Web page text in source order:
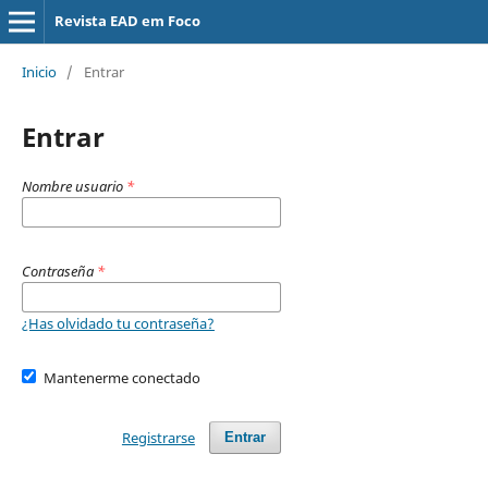
Revista EAD em Foco
Inicio / Entrar
Entrar
Nombre usuario *
Contraseña *
¿Has olvidado tu contraseña?
Mantenerme conectado
Entrar
Registrarse